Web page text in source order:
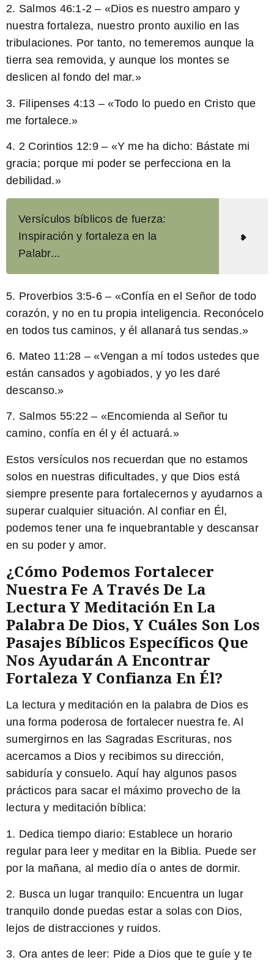
2. Salmos 46:1-2 – «Dios es nuestro amparo y
nuestra fortaleza, nuestro pronto auxilio en las
tribulaciones. Por tanto, no temeremos aunque la
tierra sea removida, y aunque los montes se
deslicen al fondo del mar.»
3. Filipenses 4:13 – «Todo lo puedo en Cristo que
me fortalece.»
4. 2 Corintios 12:9 – «Y me ha dicho: Bástate mi
gracia; porque mi poder se perfecciona en la
debilidad.»
Versículos bíblicos de fuerza:
Inspiración y fortaleza en la
Palabr...
5. Proverbios 3:5-6 – «Confía en el Señor de todo
corazón, y no en tu propia inteligencia. Reconócelo
en todos tus caminos, y él allanará tus sendas.»
6. Mateo 11:28 – «Vengan a mí todos ustedes que
están cansados y agobiados, y yo les daré
descanso.»
7. Salmos 55:22 – «Encomienda al Señor tu
camino, confía en él y él actuará.»
Estos versículos nos recuerdan que no estamos
solos en nuestras dificultades, y que Dios está
siempre presente para fortalecernos y ayudarnos a
superar cualquier situación. Al confiar en Él,
podemos tener una fe inquebrantable y descansar
en su poder y amor.
¿Cómo Podemos Fortalecer
Nuestra Fe A Través De La
Lectura Y Meditación En La
Palabra De Dios, Y Cuáles Son Los
Pasajes Bíblicos Específicos Que
Nos Ayudarán A Encontrar
Fortaleza Y Confianza En Él?
La lectura y meditación en la palabra de Dios es
una forma poderosa de fortalecer nuestra fe. Al
sumergirnos en las Sagradas Escrituras, nos
acercamos a Dios y recibimos su dirección,
sabiduría y consuelo. Aquí hay algunos pasos
prácticos para sacar el máximo provecho de la
lectura y meditación bíblica:
1. Dedica tiempo diario: Establece un horario
regular para leer y meditar en la Biblia. Puede ser
por la mañana, al medio día o antes de dormir.
2. Busca un lugar tranquilo: Encuentra un lugar
tranquilo donde puedas estar a solas con Dios,
lejos de distracciones y ruidos.
3. Ora antes de leer: Pide a Dios que te guíe y te